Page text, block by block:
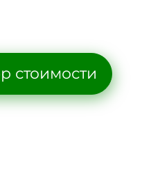
стоимости